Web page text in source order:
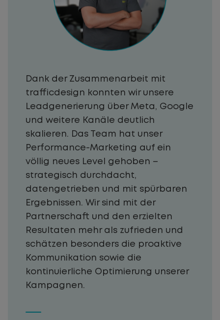
Dank der Zusammenarbeit mit
trafficdesign konnten wir unsere
Leadgenerierung über Meta, Google
und weitere Kanäle deutlich
skalieren. Das Team hat unser
Performance-Marketing auf ein
völlig neues Level gehoben –
strategisch durchdacht,
datengetrieben und mit spürbaren
Ergebnissen. Wir sind mit der
Partnerschaft und den erzielten
Resultaten mehr als zufrieden und
schätzen besonders die proaktive
Kommunikation sowie die
kontinuierliche Optimierung unserer
Kampagnen.